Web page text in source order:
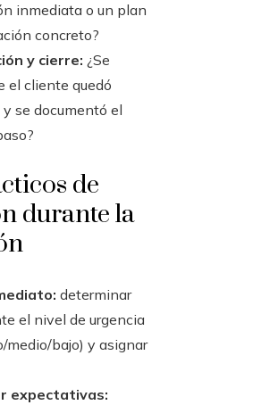
inmediata o un plan
concreto?
y cierre: ¿Se
el cliente quedó
se documentó el
de
durante la
determinar
el nivel de urgencia
medio/bajo) y asignar
expectativas: